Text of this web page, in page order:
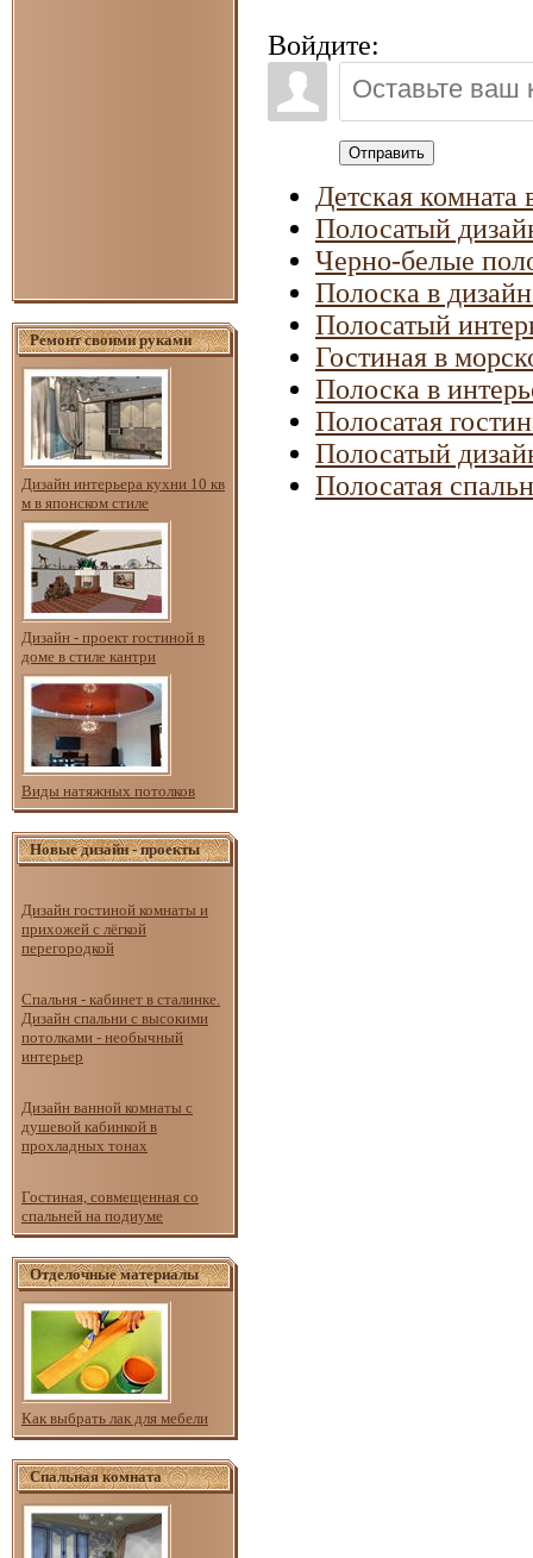
Ремонт своими руками
Дизайн интерьера кухни 10 кв
м в японском стиле
Дизайн - проект гостиной в
доме в стиле кантри
Виды натяжных потолков
Новые дизайн - проекты
Дизайн гостиной комнаты и
прихожей с лёгкой
перегородкой
Спальня - кабинет в сталинке.
Дизайн спальни с высокими
потолками - необычный
интерьер
Дизайн ванной комнаты с
душевой кабинкой в
прохладных тонах
Гостиная, совмещенная со
спальней на подиуме
Отделочные материалы
Как выбрать лак для мебели
Спальная комната
Войдите:
Отправить
Детская комната
Полосатый
Черно-белые
Полоска в
Полосатый
Гостиная в
Полоска в
Полосатая
Полосатый
Полосатая